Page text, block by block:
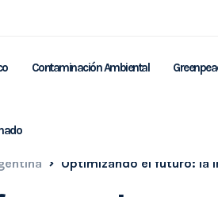
Contaminación Ambiental
Optimizando el futuro: la importancia de incluir